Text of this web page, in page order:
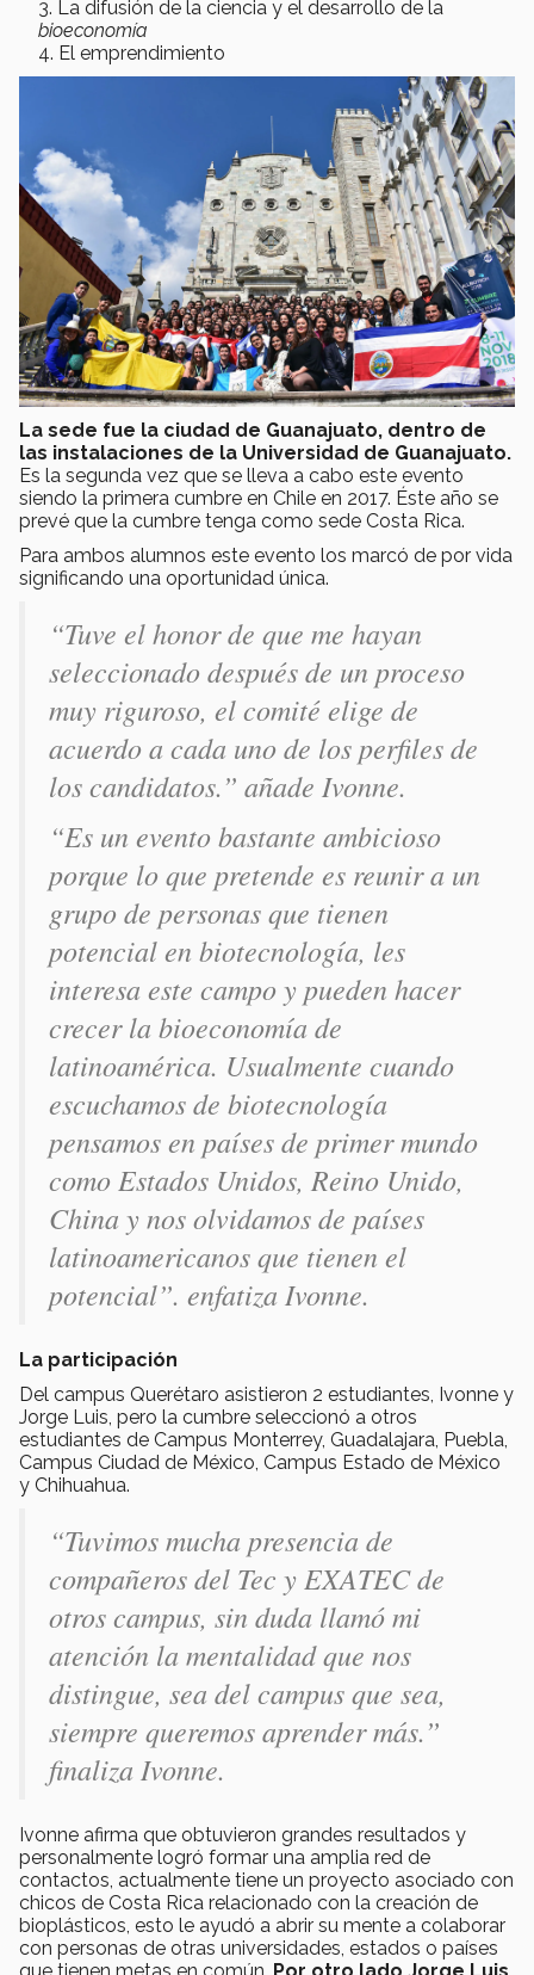
La difusión de la ciencia y el desarrollo de la
bioeconomía
El emprendimiento
La sede fue la ciudad de Guanajuato, dentro de
las instalaciones de la Universidad de Guanajuato.
Es la segunda vez que se lleva a cabo este evento
siendo la primera cumbre en Chile en 2017. Éste año se
prevé que la cumbre tenga como sede Costa Rica.
Para ambos alumnos este evento los marcó de por vida
significando una oportunidad única.
“Tuve el honor de que me hayan
seleccionado después de un proceso
muy riguroso, el comité elige de
acuerdo a cada uno de los perfiles de
los candidatos.” añade Ivonne.
“Es un evento bastante ambicioso
porque lo que pretende es reunir a un
grupo de personas que tienen
potencial en biotecnología, les
interesa este campo y pueden hacer
crecer la bioeconomía de
latinoamérica. Usualmente cuando
escuchamos de biotecnología
pensamos en países de primer mundo
como Estados Unidos, Reino Unido,
China y nos olvidamos de países
latinoamericanos que tienen el
potencial”. enfatiza Ivonne.
La participación
Del campus Querétaro asistieron 2 estudiantes, Ivonne y
Jorge Luis, pero la cumbre seleccionó a otros
estudiantes de Campus Monterrey, Guadalajara, Puebla,
Campus Ciudad de México, Campus Estado de México
y Chihuahua.
“Tuvimos mucha presencia de
compañeros del Tec y EXATEC de
otros campus, sin duda llamó mi
atención la mentalidad que nos
distingue, sea del campus que sea,
siempre queremos aprender más.”
finaliza Ivonne.
Ivonne afirma que obtuvieron grandes resultados y
personalmente logró formar una amplia red de
contactos, actualmente tiene un proyecto asociado con
chicos de Costa Rica relacionado con la creación de
bioplásticos, esto le ayudó a abrir su mente a colaborar
con personas de otras universidades, estados o países